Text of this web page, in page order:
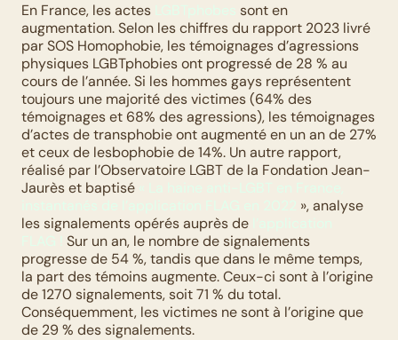
En France, les actes
sont en
augmentation. Selon les chiffres du rapport 2023 livré
par SOS Homophobie, les témoignages d’agressions
physiques LGBTphobies ont progressé de 28 % au
cours de l’année. Si les hommes gays représentent
toujours une majorité des victimes (64% des
témoignages et 68% des agressions), les témoignages
d’actes de transphobie ont augmenté en un an de 27%
et ceux de lesbophobie de 14%. Un autre rapport,
réalisé par l’Observatoire LGBT de la Fondation Jean-
Jaurès et baptisé
», analyse
les signalements opérés auprès de
Sur un an, le nombre de signalements
progresse de 54 %, tandis que dans le même temps,
la part des témoins augmente. Ceux-ci sont à l’origine
de 1270 signalements, soit 71 % du total.
Conséquemment, les victimes ne sont à l’origine que
de 29 % des signalements.